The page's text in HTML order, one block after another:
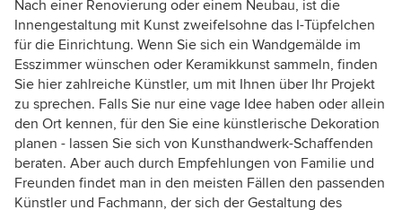
Nach einer Renovierung oder einem Neubau, ist die
Innengestaltung mit Kunst zweifelsohne das I-Tüpfelchen
für die Einrichtung. Wenn Sie sich ein Wandgemälde im
Esszimmer wünschen oder Keramikkunst sammeln, finden
Sie hier zahlreiche Künstler, um mit Ihnen über Ihr Projekt
zu sprechen. Falls Sie nur eine vage Idee haben oder allein
den Ort kennen, für den Sie eine künstlerische Dekoration
planen - lassen Sie sich von Kunsthandwerk-Schaffenden
beraten. Aber auch durch Empfehlungen von Familie und
Freunden findet man in den meisten Fällen den passenden
Künstler und Fachmann, der sich der Gestaltung des